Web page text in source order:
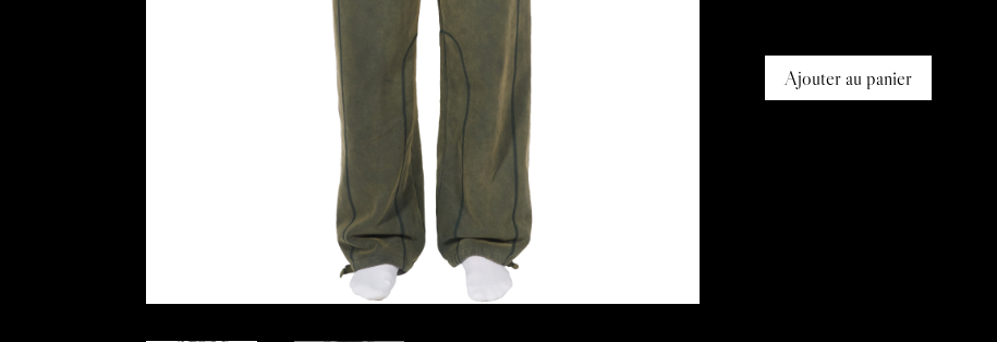
Ajouter au panier